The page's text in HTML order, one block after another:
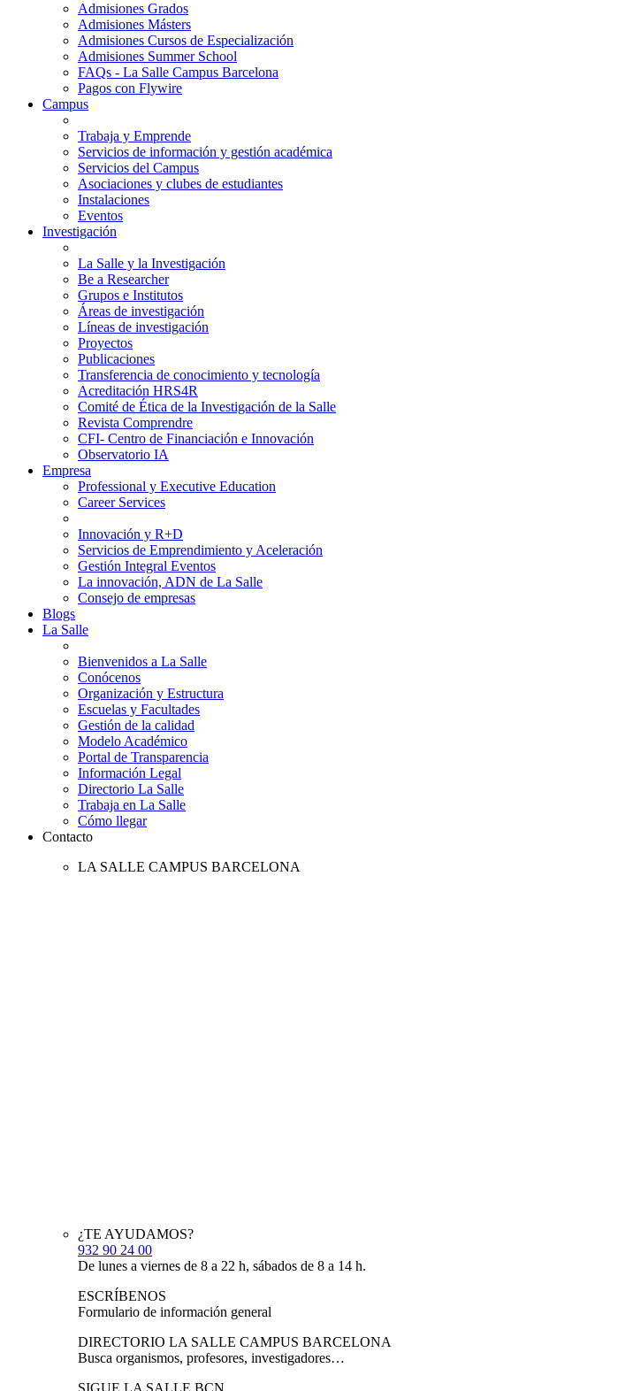
Admisiones Grados
Admisiones Másters
Admisiones Cursos de Especialización
Admisiones Summer School
FAQs - La Salle Campus Barcelona
Pagos con Flywire
Campus
Trabaja y Emprende
Servicios de información y gestión académica
Servicios del Campus
Asociaciones y clubes de estudiantes
Instalaciones
Eventos
Investigación
La Salle y la Investigación
Be a Researcher
Grupos e Institutos
Áreas de investigación
Líneas de investigación
Proyectos
Publicaciones
Transferencia de conocimiento y tecnología
Acreditación HRS4R
Comité de Ética de la Investigación de la Salle
Revista Comprendre
CFI- Centro de Financiación e Innovación
Observatorio IA
Empresa
Professional y Executive Education
Career Services
Innovación y R+D
Servicios de Emprendimiento y Aceleración
Gestión Integral Eventos
La innovación, ADN de La Salle
Consejo de empresas
Blogs
La Salle
Bienvenidos a La Salle
Conócenos
Organización y Estructura
Escuelas y Facultades
Gestión de la calidad
Modelo Académico
Portal de Transparencia
Información Legal
Directorio La Salle
Trabaja en La Salle
Cómo llegar
Contacto
LA SALLE CAMPUS BARCELONA
¿TE AYUDAMOS?
932 90 24 00
De lunes a viernes de 8 a 22 h, sábados de 8 a 14 h.
ESCRÍBENOS
Formulario de información general
DIRECTORIO LA SALLE CAMPUS BARCELONA
Busca organismos, profesores, investigadores…
SIGUE LA SALLE BCN